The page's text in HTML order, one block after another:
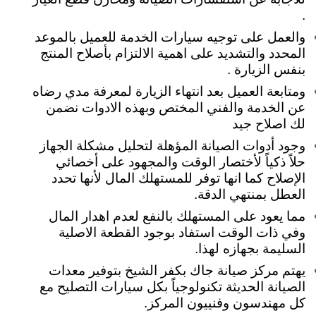
.
والعمل على توجيه سيارات الخدمة للعميل بالموعد
المحدد والتشديد على اهمية الالتزام بأصلاح المنتج
بنفس الزيارة .
ومتابعة العميل بعد انتهاء الزيارة لمعرفة مدي رضاه
عن الخدمة والفني المختص وبهذه الادوات نضمن
لك اصلاح جيد
وجود أدوات الصيانة المؤهلة لتحليل مشكلة الجهاز
حلاً ذكياً لأختصار الوقت والمجهود على أخصائي
الإصلاح كما انها توفر للمستهلك المال لأنها تحدد
العطل بمنتهي الدقة.
مما يعود على المستهلك بالنفع لعدم اهدار المال
وفي ذات الوقت استفاد بوجود القطعة الاصلية
السليمة بجهازه لهذا.
يهتم مركز صيانة جاك بكفر الشيخ بتوفير معدات
الصيانة الحديثة تكنولوجياً بكل سيارات التصليح مع
كل مهندسون وفنييون المركز.